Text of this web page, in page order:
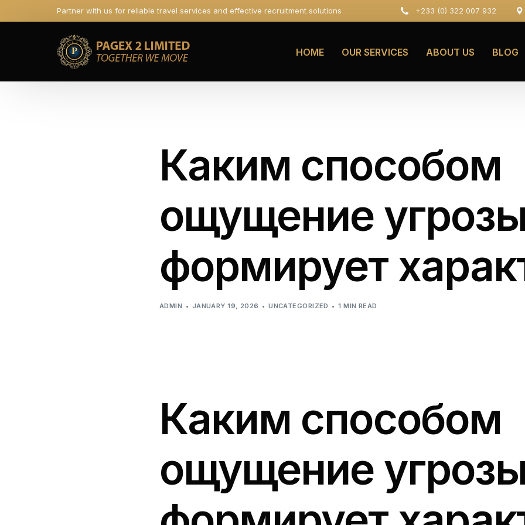
Partner with us for reliable travel services and effective recruitment solutions +233 (0) 322 007 932
HOME OUR SERVICES ABOUT US BLOG
Каким способом
ощущение угрозы
формирует
ADMIN JANUARY 19, 2026 UNCATEGORIZED 1 MIN READ
Каким способом
ощущение угрозы